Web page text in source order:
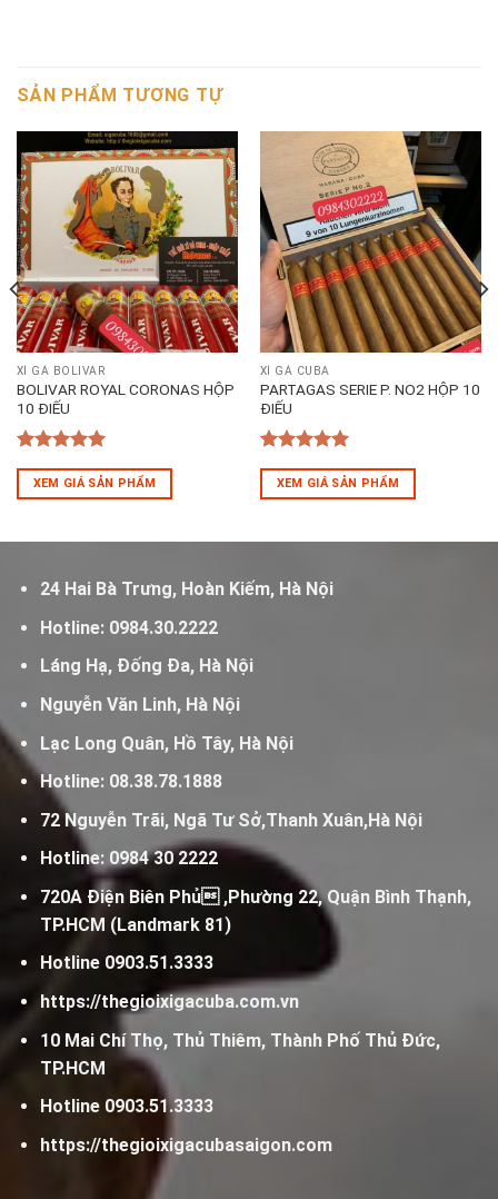
SẢN PHẨM TƯƠNG TỰ
XÌ GÀ BOLIVAR
BOLIVAR ROYAL CORONAS HỘP
10 ĐIẾU
5out of 5
XEM GIÁ SẢN PHẨM
XÌ GÀ CUBA
PARTAGAS SERIE P. NO2 HỘP 10
ĐIẾU
5out of 5
XEM GIÁ SẢN PHẨM
24 Hai Bà Trưng, Hoàn Kiếm, Hà Nội
Hotline: 0984.30.2222
Láng Hạ, Đống Đa, Hà Nội
Nguyễn Văn Linh, Hà Nội
Lạc Long Quân, Hồ Tây, Hà Nội
Hotline: 08.38.78.1888
72 Nguyễn Trãi, Ngã Tư Sở,Thanh Xuân,Hà Nội
Hotline: 0984 30 2222
720A Điện Biên Phủ ,Phường 22, Quận Bình Thạnh,
TP.HCM (Landmark 81)
Hotline 0903.51.3333
https://thegioixigacuba.com.vn
10 Mai Chí Thọ, Thủ Thiêm, Thành Phố Thủ Đức,
TP.HCM
Hotline 0903.51.3333
https://thegioixigacubasaigon.com